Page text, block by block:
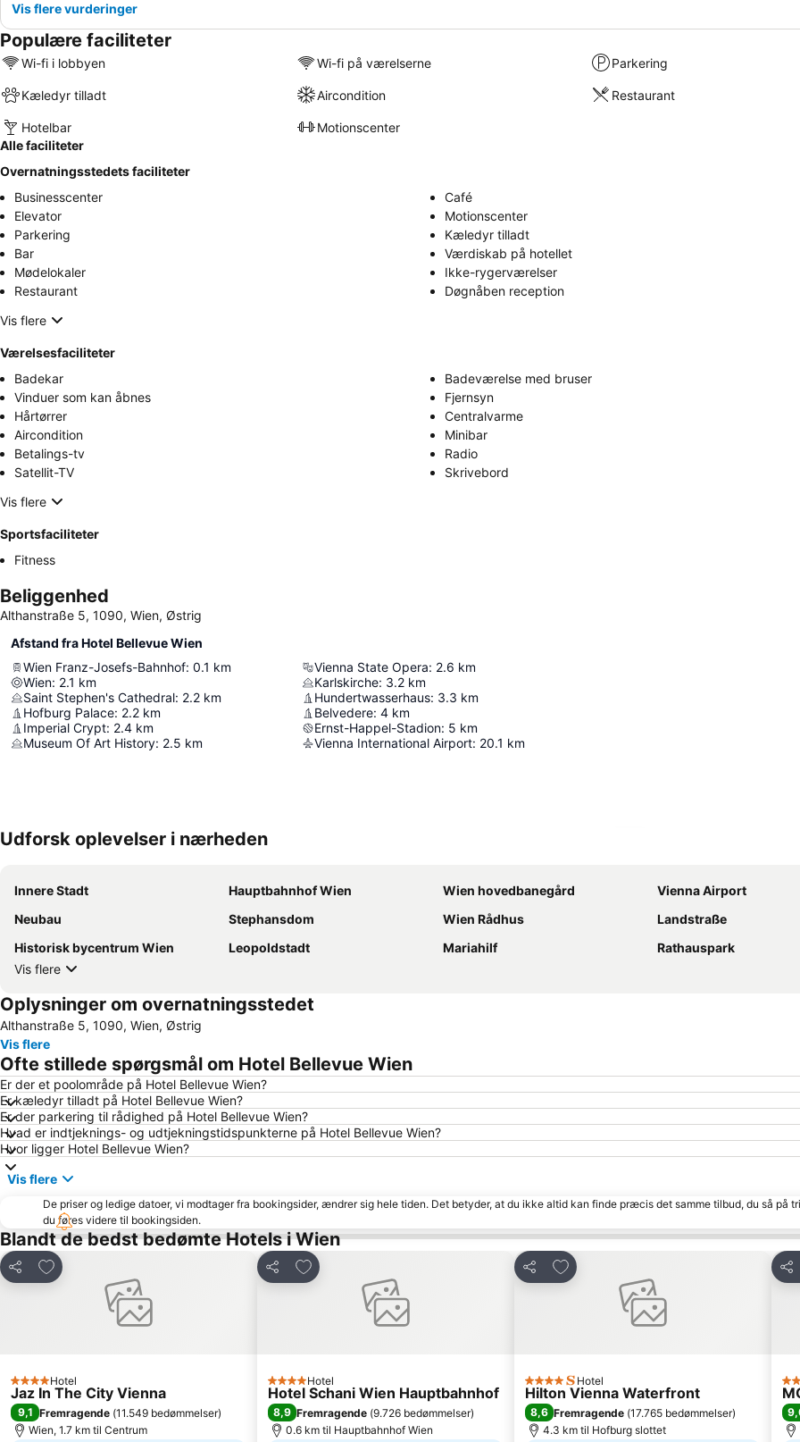
Vis flere vurderinger
Populære faciliteter
Wi-fi i lobbyen Wi-fi på værelserne Parkering
Kæledyr tilladt Aircondition Restaurant
Hotelbar
Motionscenter
Alle faciliteter
Overnatningsstedets faciliteter
Businesscenter
Café
Elevator
Motionscenter
Parkering
Kæledyr tilladt
Bar
Værdiskab på hotellet
Mødelokaler
Ikke-rygerværelser
Restaurant
Døgnåben reception
Vis flere
Værelsesfaciliteter
Badekar
Badeværelse med bruser
Vinduer som kan åbnes
Fjernsyn
Hårtørrer
Centralvarme
Aircondition
Minibar
Betalings-tv
Radio
Satellit-TV
Skrivebord
Vis flere
Sportsfaciliteter
Fitness
Beliggenhed
Althanstraße 5, 1090, Wien, Østrig
Afstand fra Hotel Bellevue Wien
Wien Franz-Josefs-Bahnhof: 0.1 km
Wien: 2.1 km
Saint Stephen's Cathedral: 2.2 km
Hofburg Palace: 2.2 km
Imperial Crypt: 2.4 km
Museum Of Art History: 2.5 km
Vienna State Opera: 2.6 km
Karlskirche: 3.2 km
Hundertwasserhaus: 3.3 km
Belvedere: 4 km
Ernst-Happel-Stadion: 5 km
Vienna International Airport: 20.1 km
Udforsk oplevelser i nærheden
Innere Stadt Hauptbahnhof Wien Wien hovedbanegård
Vienna Airport
Neubau
Stephansdom Wien Rådhus
Landstraße
Historisk bycentrum Wien
Leopoldstadt Mariahilf
Rathauspark
Vis flere
Oplysninger om overnatningsstedet
Althanstraße 5, 1090, Wien, Østrig
Vis flere
Ofte stillede spørgsmål om Hotel Bellevue Wien
Er der et poolområde på Hotel Bellevue Wien?
Er kæledyr tilladt på Hotel Bellevue Wien?
Er der parkering til rådighed på Hotel Bellevue Wien?
Hvad er indtjeknings- og udtjekningstidspunkterne på Hotel Bellevue Wien?
Hvor ligger Hotel Bellevue Wien?
Vis flere
De priser og ledige datoer, vi modtager fra bookingsider, ændrer sig hele tiden. Det betyder, at du ikke altid kan finde præcis det samme tilbud, du så på
du føres videre til bookingsiden.
Blandt de bedst bedømte Hotels i Wien
Del
Føj til favoritter
4 Stjerner
Hotel
Jaz In The City Vienna
9,1 Fremragende (11.549 bedømmelser)
Wien, 1.7 km til Centrum
Del
Føj til favoritter
4 Stjerner
Hotel
Hotel Schani Wien Hauptbahnhof
8,9 Fremragende (9.726 bedømmelser)
0.6 km til Hauptbahnhof Wien
Del
Føj til favoritter
4 StjernerHotel
Hilton Vienna Waterfront
8,6 Fremragende (17.765 bedømmelser)
4.3 km til Hofburg slottet
Del
4